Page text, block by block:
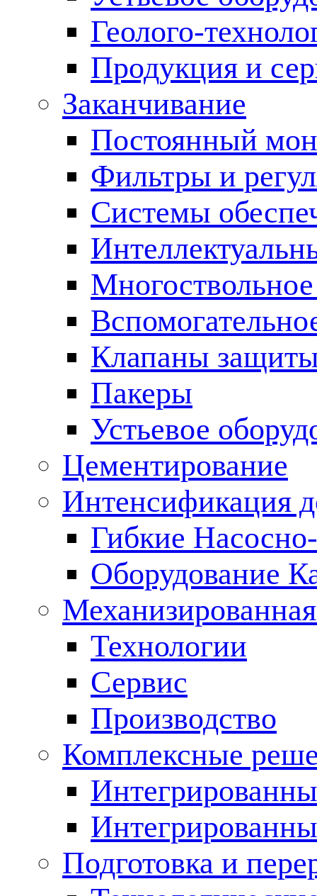
Геолого-
Продукция и
Заканчивание
Постоянный
Фильтры и
Cистемы
Клапаны
Пакеры
Устьевое
Цементирование
Интенсификация
Гибкие
Оборудование
Технологии
Сервис
Производство
Комплексные
Подготовка и